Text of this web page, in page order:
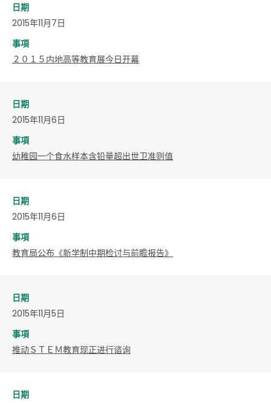
日期
2015年11月7日
事項
２０１５内地高等教育展今日开幕
日期
2015年11月6日
事項
幼稚园一个食水样本含铅量超出世卫准则值
日期
2015年11月6日
事項
教育局公布《新学制中期检讨与前瞻报告》
日期
2015年11月5日
事項
推动ＳＴＥＭ教育现正进行谘询
日期